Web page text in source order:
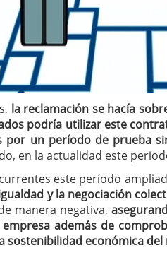
la reclamación se hacía
podría utilizar este
por un período de prueba
en la actualidad este
este período
y la negociación
manera negativa,
además de
sostenibilidad económica